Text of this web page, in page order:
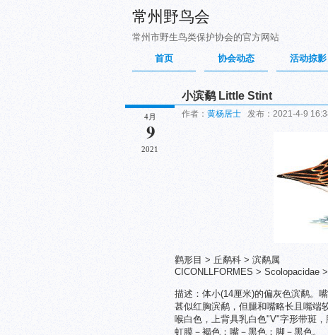
常州野鸟会
常州市野生鸟类保护协会的官方网站
首页 协会动态 活动掠影
4月
9
2021
小滨鹬 Little Stint
作者： 黄杨居士 发布：2021-4-9
鹳形目 > 丘鹬科 > 滨鹬属
CICONLLFORMES > Scolopacidae
描述：体小(14厘米)的偏灰色滨鹬。
甚似红胸滨鹬，但腿和嘴略长且嘴端
喉白色，上背具乳白色"V"字形带斑，
虹膜－褐色；嘴－黑色；脚－黑色。